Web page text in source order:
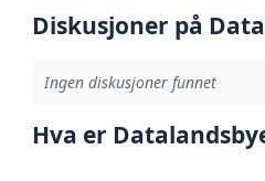
Diskusjoner på
Ingen diskusjoner funnet
Hva er